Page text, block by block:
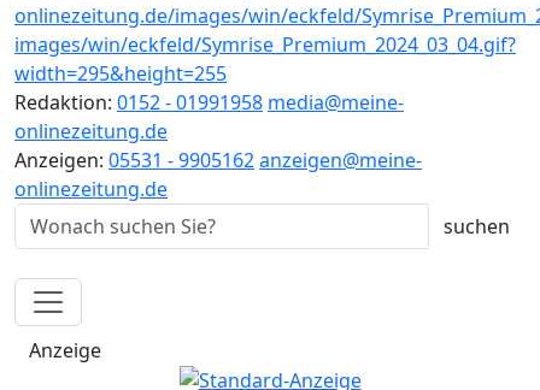
Redaktion: 0152 - 01991958 media@meine-
onlinezeitung.de
Anzeigen: 05531 - 9905162anzeigen@meine-
onlinezeitung.de
Anzeige